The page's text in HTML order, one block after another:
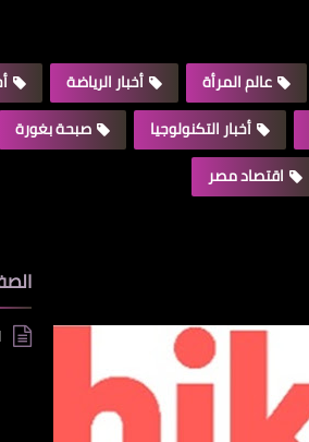
عالم المرأة أخبار الرياضة
أخبار التكنولوجيا صبحة بغورة
اقتصاد مصر